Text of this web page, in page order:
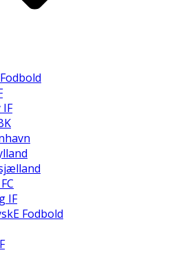
IF
Fodbold